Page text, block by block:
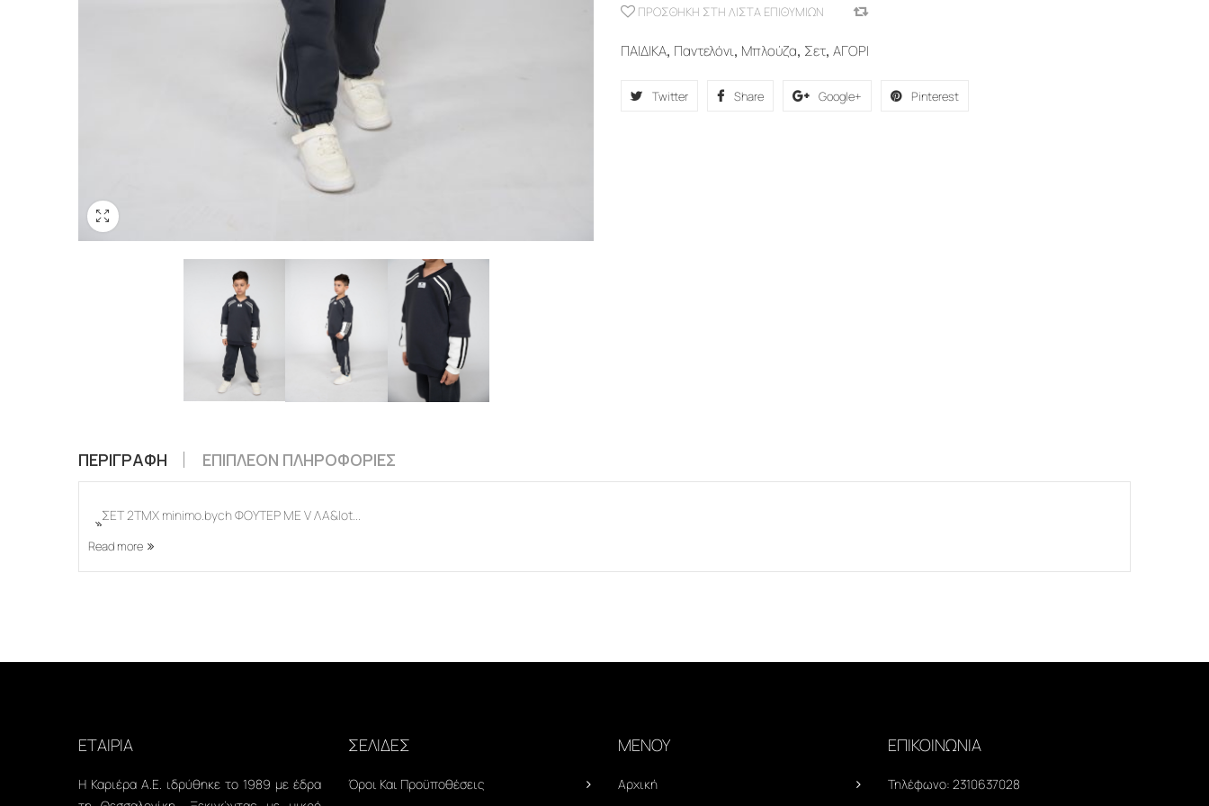
ΠΡΟΣΘΉΚΗ ΣΤΗ ΛΊΣΤΑ ΕΠΙΘΥΜΙΏΝ
ΠΑΙΔΙΚΑ, Παντελόνι, Μπλούζα, Σετ,ΑΓΟΡΙ
Twitter Share Google+ Pinterest
ΠΕΡΙΓΡΑΦΉ ΕΠΙΠΛΈΟΝ ΠΛΗΡΟΦΟΡΊΕΣ
ΣΕΤ 2ΤΜΧ minimo.bych ΦΟΥΤΕΡ ΜΕ V ΛΑ&Iot...
Read more
ΕΤΑΙΡΙΑ
Η Καριέρα Α.Ε. ιδρύθηκε το 1989 με έδρα
ΣΕΛΙΔΕΣ
Όροι Και Προϋποθέσεις
ΜΕΝΟΥ
Αρχική
ΕΠΙΚΟΙΝΩΝΙΑ
Τηλέφωνο: 2310637028